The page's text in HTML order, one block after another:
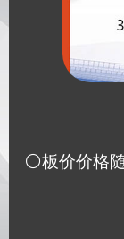
⚪板价价格